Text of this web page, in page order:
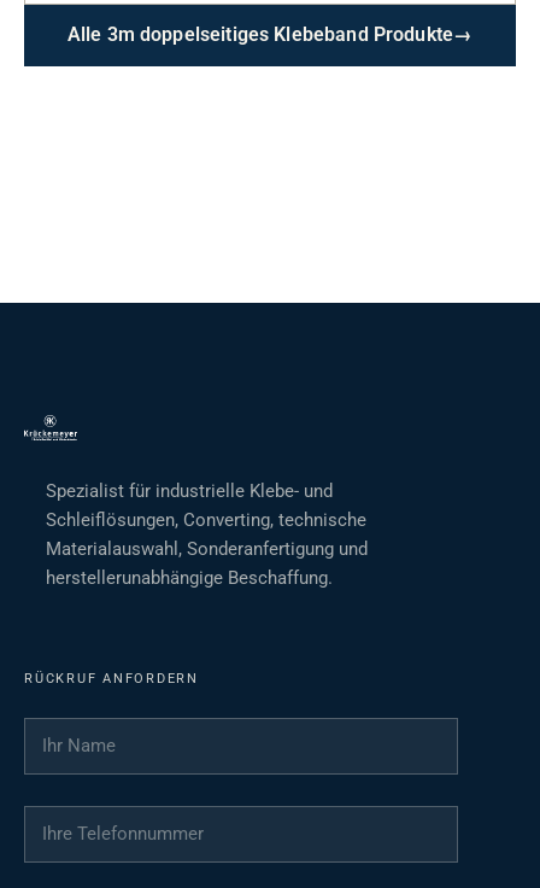
Alle 3m doppelseitiges Klebeband Produkte→
Spezialist für industrielle Klebe- und
Schleiflösungen, Converting, technische
Materialauswahl, Sonderanfertigung und
herstellerunabhängige Beschaffung.
RÜCKRUF ANFORDERN
Ihr Name
Ihre Telefonnummer